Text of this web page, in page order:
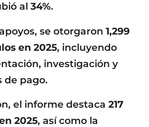
al 34%.
se otorgaron 1,299
en 2025, incluyendo
investigación y
de pago.
el informe destaca 217
2025, así como la